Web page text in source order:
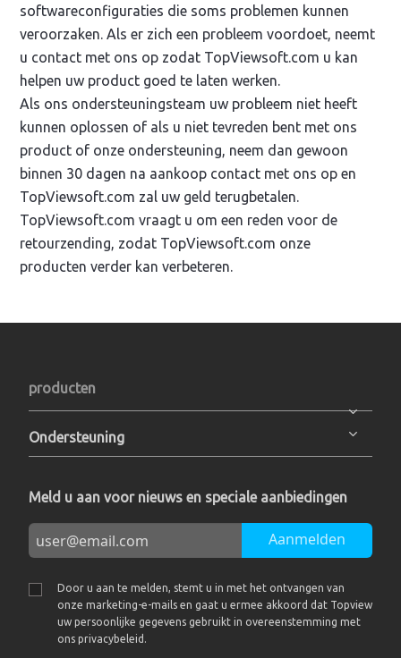
softwareconfiguraties die soms problemen kunnen
veroorzaken. Als er zich een probleem voordoet, neemt
u contact met ons op zodat TopViewsoft.com u kan
helpen uw product goed te laten werken.
Als ons ondersteuningsteam uw probleem niet heeft
kunnen oplossen of als u niet tevreden bent met ons
product of onze ondersteuning, neem dan gewoon
binnen 30 dagen na aankoop contact met ons op en
TopViewsoft.com zal uw geld terugbetalen.
TopViewsoft.com vraagt u om een reden voor de
retourzending, zodat TopViewsoft.com onze
producten verder kan verbeteren.
producten
Ondersteuning
Meld u aan voor nieuws en speciale aanbiedingen
Aanmelden
Door u aan te melden, stemt u in met het ontvangen van
onze marketing-e-mails en gaat u ermee akkoord dat Topview
uw persoonlijke gegevens gebruikt in overeenstemming met
ons privacybeleid.